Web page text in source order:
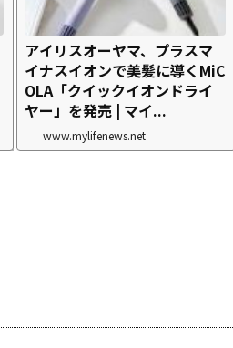
アイリスオーヤマ、プラスマ
イナスイオンで美髪に導くMiC
OLA「クイックイオンドライ
ヤー」を発売 | マイ...
www.mylifenews.net